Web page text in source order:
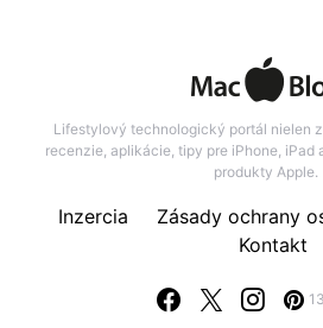
Lifestylový technologický portál nielen
recenzie, aplikácie, tipy pre iPhone, iPad
produkty Apple.
Inzercia
Zásady ochrany
Kontakt